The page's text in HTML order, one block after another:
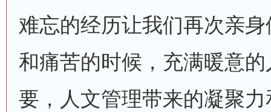
难忘的经历让我们再次亲
和痛苦的时候，充满暖意
要，人文管理带来的凝聚